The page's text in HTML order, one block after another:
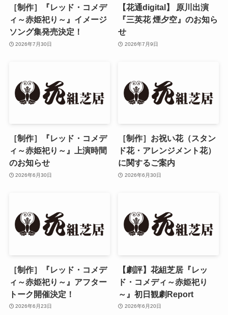
［制作］『レッド・コメデ
ィ～赤姫祀り～』イメージ
ソング集発売決定！
2026年7月30日
【花通digital】 原川出演
『三英花 煙夕空』のお知ら
せ
2026年7月9日
［制作］『レッド・コメデ
ィ～赤姫祀り～』上演時間
のお知らせ
2026年6月30日
［制作］お祝い花（スタン
ド花・アレンジメント花）
に関するご案内
2026年6月30日
［制作］『レッド・コメデ
ィ～赤姫祀り～』アフター
トーク開催決定！
2026年6月23日
【劇評】花組芝居『レッ
ド・コメディ～赤姫祀り
～』初日観劇Report
2026年6月20日